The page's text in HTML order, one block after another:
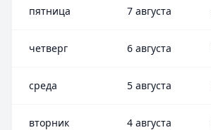
пятница 7 августа
четверг 6 августа
среда 5 августа
вторник 4 августа